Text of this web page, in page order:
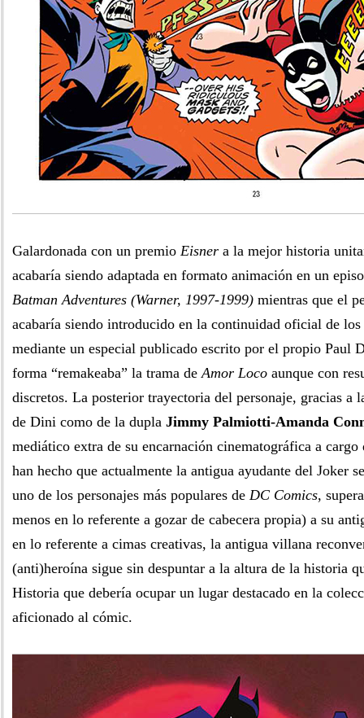
Galardonada con un premio Eisner a la mejor historia
acabaría siendo adaptada en formato animación en un
Batman Adventures (Warner, 1997-1999) mientras que el
acabaría siendo introducido en la continuidad oficial de
mediante un especial publicado escrito por el propio Paul
forma “remakeaba” la trama deAmor Loco aunque con
discretos. La posterior trayectoria del personaje, gracias a
de Dini como de la dupla Jimmy Palmiotti-Amanda
mediático extra de su encarnación cinematográfica a
han hecho que actualmente la antigua ayudante del Joker
uno de los personajes más populares de DC Comics,
menos en lo referente a gozar de cabecera propia) a su
en lo referente a cimas creativas, la antigua villana
(anti)heroína sigue sin despuntar a la altura de la historia
Historia que debería ocupar un lugar destacado en la
aficionado al cómic.